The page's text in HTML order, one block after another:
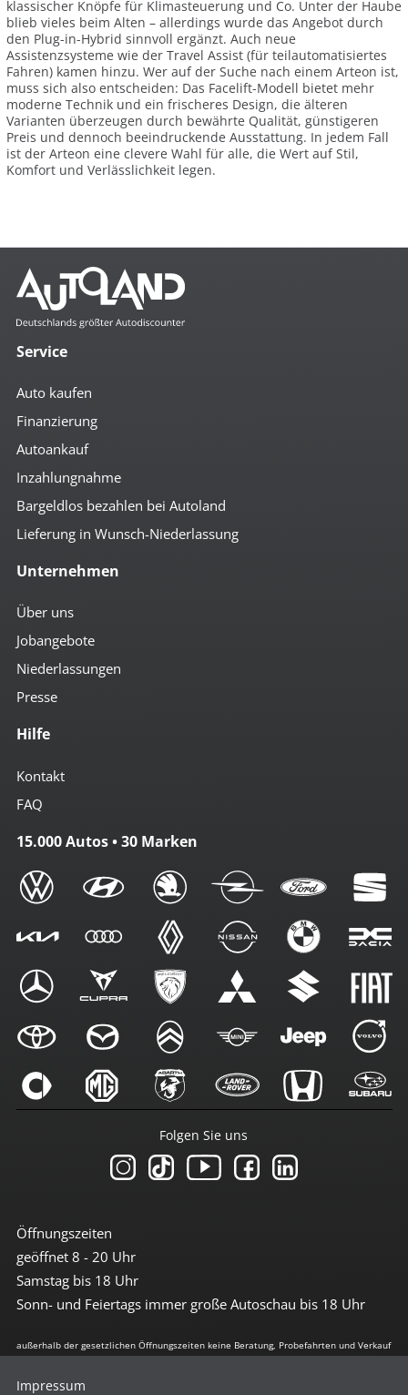
klassischer Knöpfe für Klimasteuerung und Co. Unter der Haube
blieb vieles beim Alten – allerdings wurde das Angebot durch
den Plug-in-Hybrid sinnvoll ergänzt. Auch neue
Assistenzsysteme wie der Travel Assist (für teilautomatisiertes
Fahren) kamen hinzu. Wer auf der Suche nach einem Arteon ist,
muss sich also entscheiden: Das Facelift-Modell bietet mehr
moderne Technik und ein frischeres Design, die älteren
Varianten überzeugen durch bewährte Qualität, günstigeren
Preis und dennoch beeindruckende Ausstattung. In jedem Fall
ist der Arteon eine clevere Wahl für alle, die Wert auf Stil,
Komfort und Verlässlichkeit legen.
Service
Auto kaufen
Finanzierung
Autoankauf
Inzahlungnahme
Bargeldlos bezahlen bei Autoland
Lieferung in Wunsch-Niederlassung
Unternehmen
Über uns
Jobangebote
Niederlassungen
Presse
Hilfe
Kontakt
FAQ
15.000 Autos • 30 Marken
Öffnungszeiten
geöffnet 8 - 20 Uhr
Samstag bis 18 Uhr
Sonn- und Feiertags immer große Autoschau bis 18 Uhr
Folgen Sie uns
außerhalb der gesetzlichen Öffnungszeiten keine Beratung, Probefahrten und Verkauf
Impressum